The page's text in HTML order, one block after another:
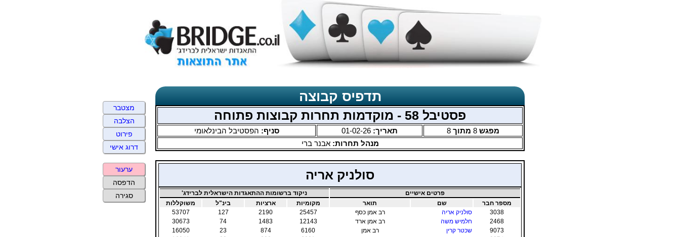
תדפיס קבוצה
פסטיבל 58 - מוקדמות תחרות קבוצות פתוחה
מפגש 8 מתוך 8 תאריך: 01-02-26 סניף: הפסטיבל הבינלאומי
מנהל תחרות:אבנר ברי
סולניק אריה
פרטים אישיים
ניקוד ברשומות ההתאגדות הישראלית לברידג'
מספר חבר
שם תואר מקומיות ארציות בינ"ל
משוקללות
3038
סולניק אריה רב אמן כסף 25457
2190
127
53707
2468
חלמיש משה רב אמן ארד 12143
1483
74
30673
9073
שכטר קרין רב אמן 6160
874
23
16050
מצטבר
הצלבה
פירוט
דרוג אישי
ערעור
הדפסה
סגירה